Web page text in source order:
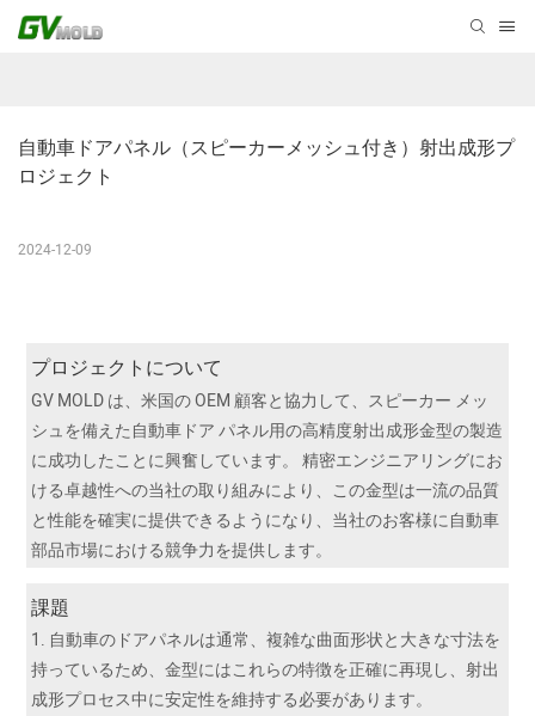
自動車ドアパネル（スピーカーメッシュ付き）射出成形プ
ロジェクト
2024-12-09
プロジェクトについて
GV MOLD は、米国の OEM 顧客と協力して、スピーカー メッ
シュを備えた自動車ドア パネル用の高精度射出成形金型の製造
に成功したことに興奮しています。 精密エンジニアリングにお
ける卓越性への当社の取り組みにより、この金型は一流の品質
と性能を確実に提供できるようになり、当社のお客様に自動車
部品市場における競争力を提供します。
課題
1. 自動車のドアパネルは通常、複雑な曲面形状と大きな寸法を
持っているため、金型にはこれらの特徴を正確に再現し、射出
成形プロセス中に安定性を維持する必要があります。